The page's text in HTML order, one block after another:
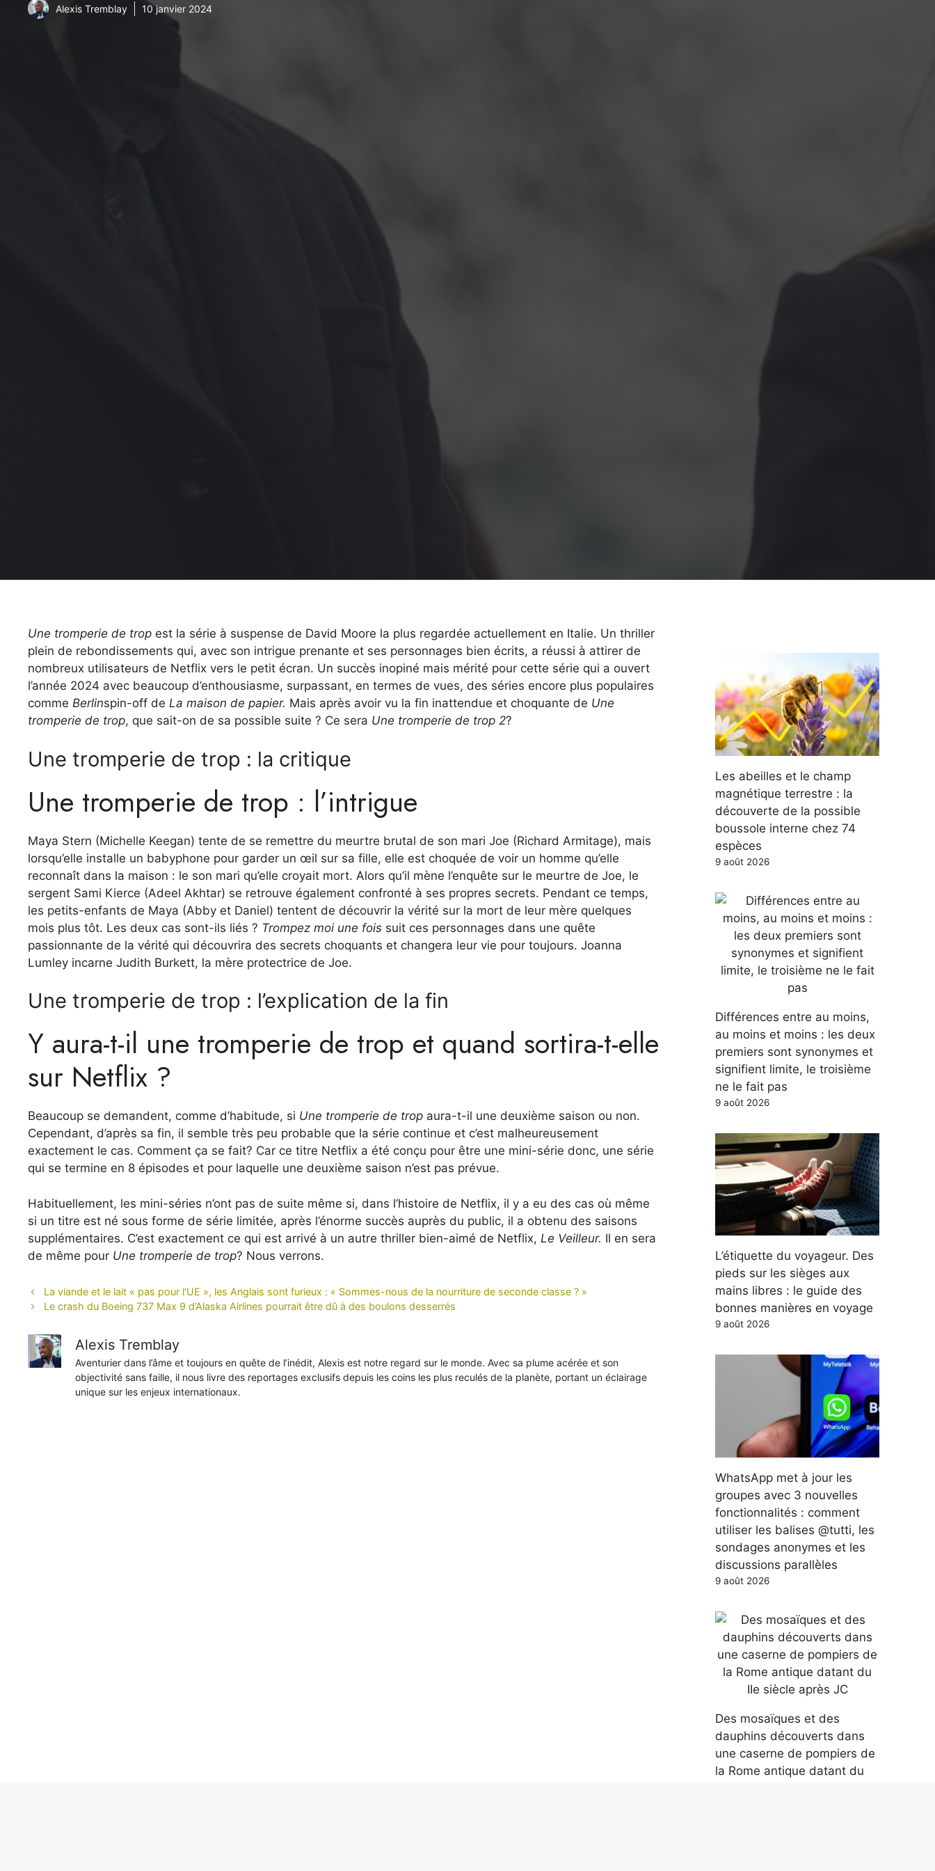
Alexis Tremblay 10 janvier 2024
Une tromperie de trop est la série à suspense de David Moore la plus regardée actuellement en Italie. Un thriller
plein de rebondissements qui, avec son intrigue prenante et ses personnages bien écrits, a réussi à attirer de
nombreux utilisateurs de Netflix vers le petit écran. Un succès inopiné mais mérité pour cette série qui a ouvert
l’année 2024 avec beaucoup d’enthousiasme, surpassant, en termes de vues, des séries encore plus populaires
comme Berlinspin-off de La maison de papier. Mais après avoir vu la fin inattendue et choquante de Une
tromperie de trop, que sait-on de sa possible suite ? Ce sera Une tromperie de trop 2?
Une tromperie de trop : la critique
Une tromperie de trop : l’intrigue
Maya Stern (Michelle Keegan) tente de se remettre du meurtre brutal de son mari Joe (Richard Armitage), mais
lorsqu’elle installe un babyphone pour garder un œil sur sa fille, elle est choquée de voir un homme qu’elle
reconnaît dans la maison : le son mari qu’elle croyait mort. Alors qu’il mène l’enquête sur le meurtre de Joe, le
sergent Sami Kierce (Adeel Akhtar) se retrouve également confronté à ses propres secrets. Pendant ce temps,
les petits-enfants de Maya (Abby et Daniel) tentent de découvrir la vérité sur la mort de leur mère quelques
mois plus tôt. Les deux cas sont-ils liés ? Trompez moi une fois suit ces personnages dans une quête
passionnante de la vérité qui découvrira des secrets choquants et changera leur vie pour toujours. Joanna
Lumley incarne Judith Burkett, la mère protectrice de Joe.
Une tromperie de trop : l’explication de la fin
Y aura-t-il une tromperie de trop et quand sortira-t-elle
sur Netflix ?
Beaucoup se demandent, comme d’habitude, si Une tromperie de trop aura-t-il une deuxième saison ou non.
Cependant, d’après sa fin, il semble très peu probable que la série continue et c’est malheureusement
exactement le cas. Comment ça se fait? Car ce titre Netflix a été conçu pour être une mini-série donc, une série
qui se termine en 8 épisodes et pour laquelle une deuxième saison n’est pas prévue.
Habituellement, les mini-séries n’ont pas de suite même si, dans l’histoire de Netflix, il y a eu des cas où même
si un titre est né sous forme de série limitée, après l’énorme succès auprès du public, il a obtenu des saisons
supplémentaires. C’est exactement ce qui est arrivé à un autre thriller bien-aimé de Netflix, Le Veilleur. Il en sera
de même pour Une tromperie de trop? Nous verrons.
La viande et le lait « pas pour l’UE », les Anglais sont furieux : « Sommes-nous de la nourriture de seconde classe ? »
Le crash du Boeing 737 Max 9 d’Alaska Airlines pourrait être dû à des boulons desserrés
Alexis Tremblay
Aventurier dans l’âme et toujours en quête de l’inédit, Alexis est notre regard sur le monde. Avec sa plume acérée et son
objectivité sans faille, il nous livre des reportages exclusifs depuis les coins les plus reculés de la planète, portant un éclairage
unique sur les enjeux internationaux.
Les abeilles et le champ
magnétique terrestre : la
découverte de la possible
boussole interne chez 74
espèces
9 août 2026
Différences entre au moins,
au moins et moins : les deux
premiers sont synonymes et
signifient limite, le troisième
ne le fait pas
9 août 2026
L’étiquette du voyageur. Des
pieds sur les sièges aux
mains libres : le guide des
bonnes manières en voyage
9 août 2026
WhatsApp met à jour les
groupes avec 3 nouvelles
fonctionnalités : comment
utiliser les balises @tutti, les
sondages anonymes et les
discussions parallèles
9 août 2026
Des mosaïques et des
dauphins découverts dans
une caserne de pompiers de
la Rome antique datant du